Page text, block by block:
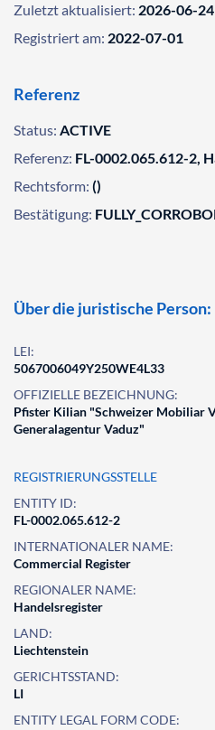
Zuletzt aktualisiert: 2026-06-24
Registriert am: 2022-07-01
Referenz
Status: ACTIVE
Referenz: FL-0002.065.612-2,
Rechtsform: ()
Bestätigung:
Über die juristische Person:
LEI:
5067006049Y250WE4L33
OFFIZIELLE BEZEICHNUNG:
Pfister Kilian "Schweizer Mobiliar
Generalagentur Vaduz"
REGISTRIERUNGSSTELLE
ENTITY ID:
FL-0002.065.612-2
INTERNATIONALER NAME:
Commercial Register
REGIONALER NAME:
Handelsregister
LAND:
Liechtenstein
GERICHTSSTAND:
LI
ENTITY LEGAL FORM CODE: